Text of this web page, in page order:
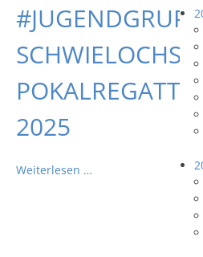
SCHWIELOCHSEE
POKALREGATTA
2025
Weiterlesen …